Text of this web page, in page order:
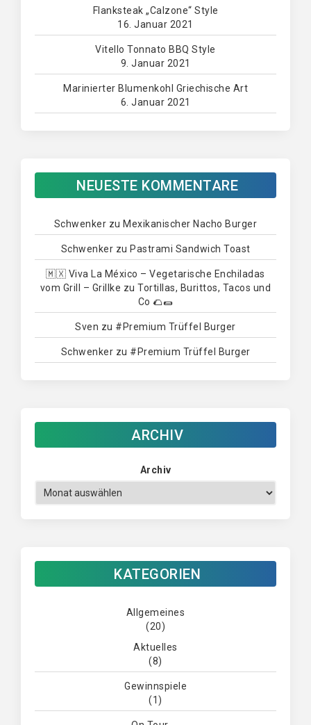
Flanksteak „Calzone“ Style
16. Januar 2021
Vitello Tonnato BBQ Style
9. Januar 2021
Marinierter Blumenkohl Griechische Art
6. Januar 2021
NEUESTE KOMMENTARE
Schwenker zu Mexikanischer Nacho Burger
Schwenker zu Pastrami Sandwich Toast
🇲🇽 Viva La México – Vegetarische Enchiladas
vom Grill – Grillke zuTortillas, Burittos, Tacos und
Co 🌮🌯
Sven zu #Premium Trüffel Burger
Schwenker zu #Premium Trüffel Burger
ARCHIV
Archiv
KATEGORIEN
Allgemeines
(20)
Aktuelles
(8)
Gewinnspiele
(1)